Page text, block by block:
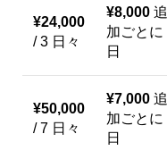
¥24,000
/ 3 日々
¥8,000 追
加ごとに
日
¥50,000
/ 7 日々
¥7,000 追
加ごとに
日